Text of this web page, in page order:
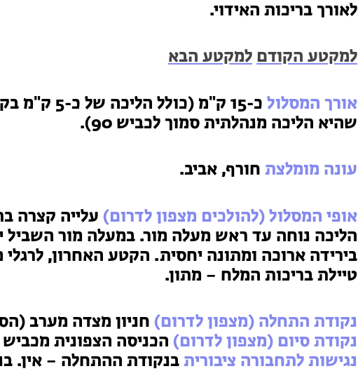
לאורך בריכות האידוי.
למקטע הקודם למקטע הבא
אורך המסלול
כ-15 ק"מ
שהיא הליכה מנהלתית סמוך לכביש 90).
עונה מומלצת חורף, אביב.
אופי המסלול (להולכים מצפון לדרום) עלייה קצרה
בירידה ארוכה ומתונה יחסית. הקטע האחרון,
טיילת בריכות המלח – מתון.
נקודת התחלה (מצפון לדרום) חניון מצדה מערב
נקודת סיום (מצפון לדרום) הכניסה הצפונית מכביש 90 למלונות עין בוקק.
נגישות לתחבורה ציבורית בנקודת ההתחלה – אין.